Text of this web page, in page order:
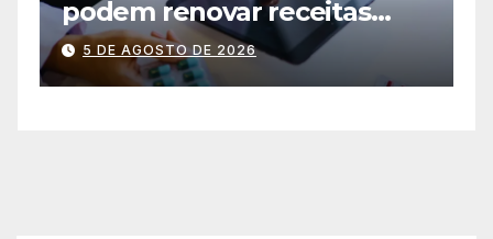
podem renovar receitas
automaticamente pelo
aplicativo da Prefeitura
5 DE AGOSTO DE 2026